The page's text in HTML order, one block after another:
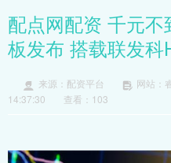
配点网配资 千元
板发布 搭载联发科
来源：配资平台 网站：
14:37:30
查看：103